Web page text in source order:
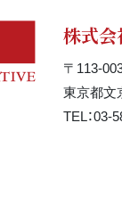
株式会
〒113-
東京都文
TEL：03-